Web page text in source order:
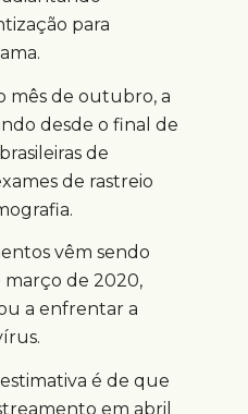
para
mês de outubro, a
desde o final de
de
de rastreio
vêm sendo
março de 2020,
a enfrentar a
é de que
em abril